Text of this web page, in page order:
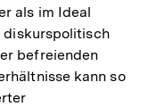
als im Ideal
diskurspolitisch
befreienden
kann so